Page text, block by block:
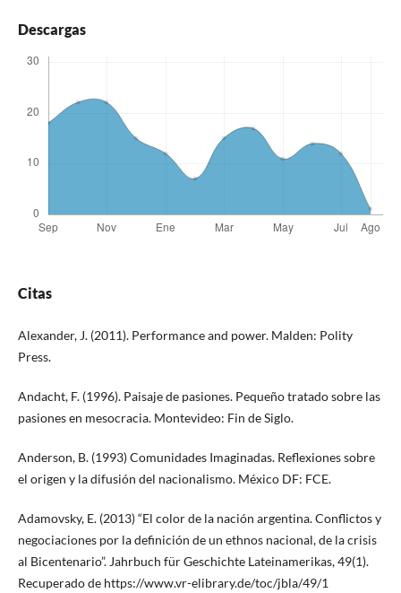
Descargas
Citas
Alexander, J. (2011). Performance and power. Malden: Polity
Press.
Andacht, F. (1996). Paisaje de pasiones. Pequeño tratado sobre las
pasiones en mesocracia. Montevideo: Fin de Siglo.
Anderson, B. (1993) Comunidades Imaginadas. Reflexiones sobre
el origen y la difusión del nacionalismo. México DF: FCE.
Adamovsky, E. (2013) “El color de la nación argentina. Conflictos y
negociaciones por la definición de un ethnos nacional, de la crisis
al Bicentenario”. Jahrbuch für Geschichte Lateinamerikas, 49(1).
Recuperado de https://www.vr-elibrary.de/toc/jbla/49/1